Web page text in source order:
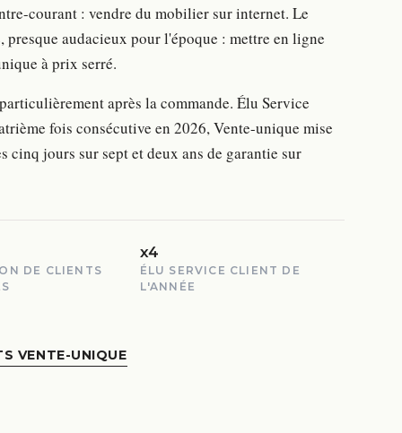
courant : vendre du mobilier sur internet. Le
presque audacieux pour l'époque : mettre en ligne
à prix serré.
après la commande. Élu Service
fois consécutive en 2026, Vente-unique mise
cinq jours sur sept et deux ans de garantie sur
DE CLIENTS
x4
ÉLU SERVICE CLIENT DE
L'ANNÉE
VENTE-UNIQUE